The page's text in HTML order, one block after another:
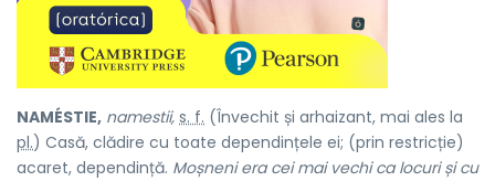
NAMÉSTIE, namestii, s. f. (Învechit și arhaizant, mai ales la
pl.) Casă, clădire cu toate dependințele ei; (prin restricție)
acaret, dependință. Moșneni era cei mai vechi ca locuri și cu